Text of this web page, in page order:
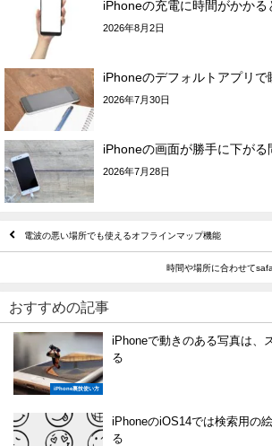
iPhoneの充電に時間がかかる
2026年8月2日
iPhoneのデフォルトアプリ
2026年7月30日
iPhoneの画面が勝手に下が
2026年7月28日
電波の悪い場所でも使えるオフラインマップ機能
時間や場所に合わせて
おすすめの記事
iPhone裏技使い方
iPhoneで動きのある写真は、
る
iPhoneのiOS14では検索用の
る